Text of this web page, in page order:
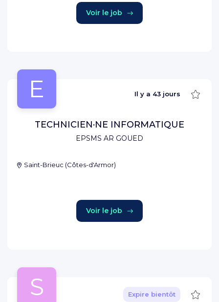
Voir le job
E
EPSMS AR GOUED
Il y a 43 jours
TECHNICIEN·NE INFORMATIQUE
Saint-Brieuc (Côtes-d'Armor)
Voir le job
S Expire bientôt